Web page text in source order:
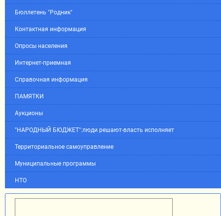
Бюллетень "Родник"
Контактная информация
Опросы населения
Интернет-приемная
Справочная информация
ПАМЯТКИ
Аукционы
"НАРОДНЫЙ БЮДЖЕТ":люди решают-власть исполняет
Территориальное самоуправление
Муниципальные программы
НТО